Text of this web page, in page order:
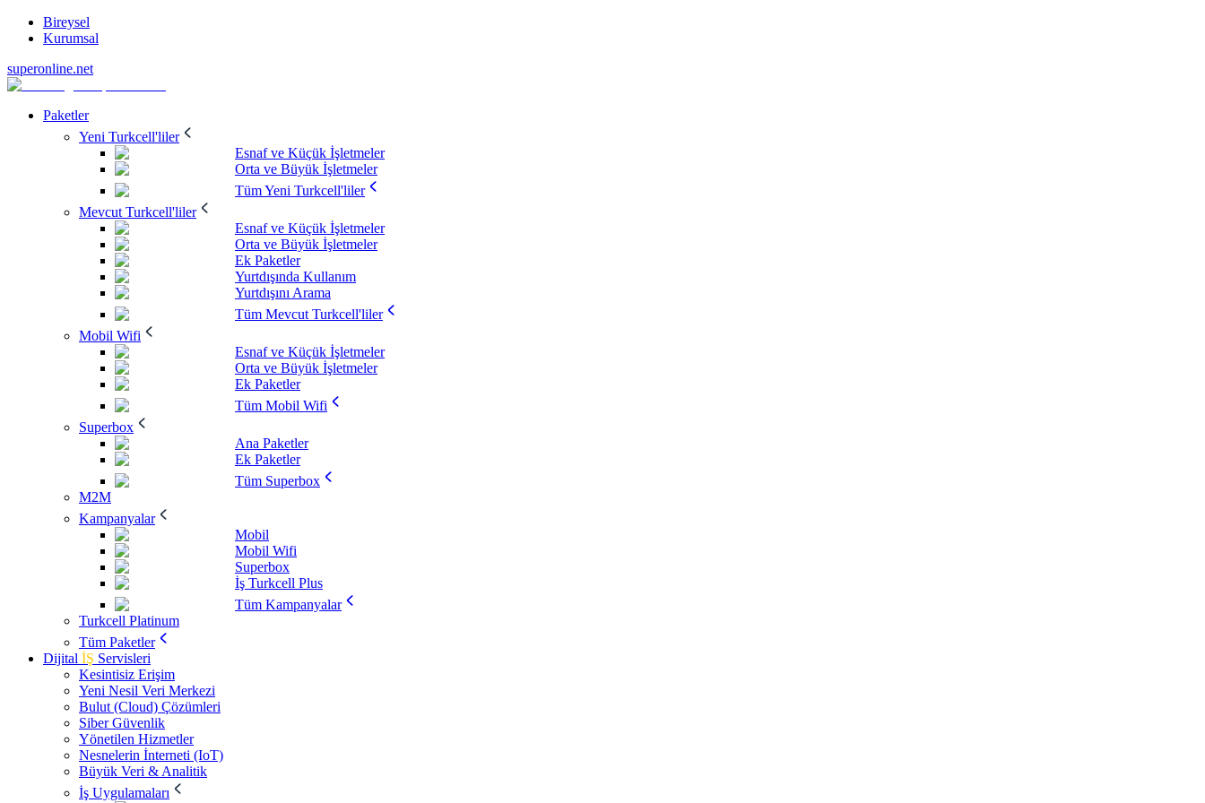
Bireysel
Kurumsal
superonline.net
Paketler
Yeni Turkcell'liler
Esnaf ve Küçük İşletmeler
Orta ve Büyük İşletmeler
Tüm Yeni Turkcell'liler
Mevcut Turkcell'liler
Esnaf ve Küçük İşletmeler
Orta ve Büyük İşletmeler
Ek Paketler
Yurtdışında Kullanım
Yurtdışını Arama
Tüm Mevcut Turkcell'liler
Mobil Wifi
Esnaf ve Küçük İşletmeler
Orta ve Büyük İşletmeler
Ek Paketler
Tüm Mobil Wifi
Superbox
Ana Paketler
Ek Paketler
Tüm Superbox
M2M
Kampanyalar
Mobil
Mobil Wifi
Superbox
İş Turkcell Plus
Tüm Kampanyalar
Turkcell Platinum
Tüm Paketler
Dijital İŞ Servisleri
Kesintisiz Erişim
Yeni Nesil Veri Merkezi
Bulut (Cloud) Çözümleri
Siber Güvenlik
Yönetilen Hizmetler
Nesnelerin İnterneti (IoT)
Büyük Veri & Analitik
İş Uygulamaları